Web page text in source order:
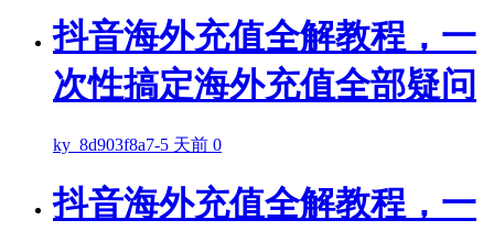
抖音海外充值全解教程，一
次性搞定海外充值全部疑问
ky_8d903f8a7-5 天前 0
抖音海外充值全解教程，一